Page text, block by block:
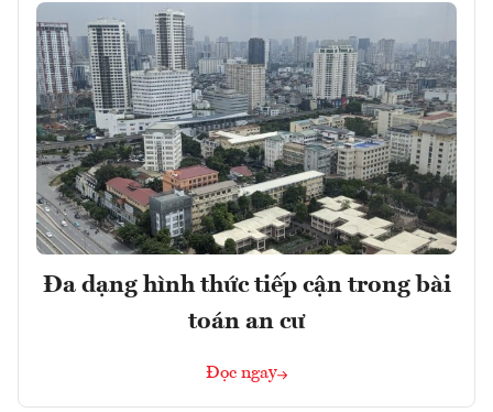
Đa dạng hình thức tiếp cận trong bài
toán an cư
Đọc ngay